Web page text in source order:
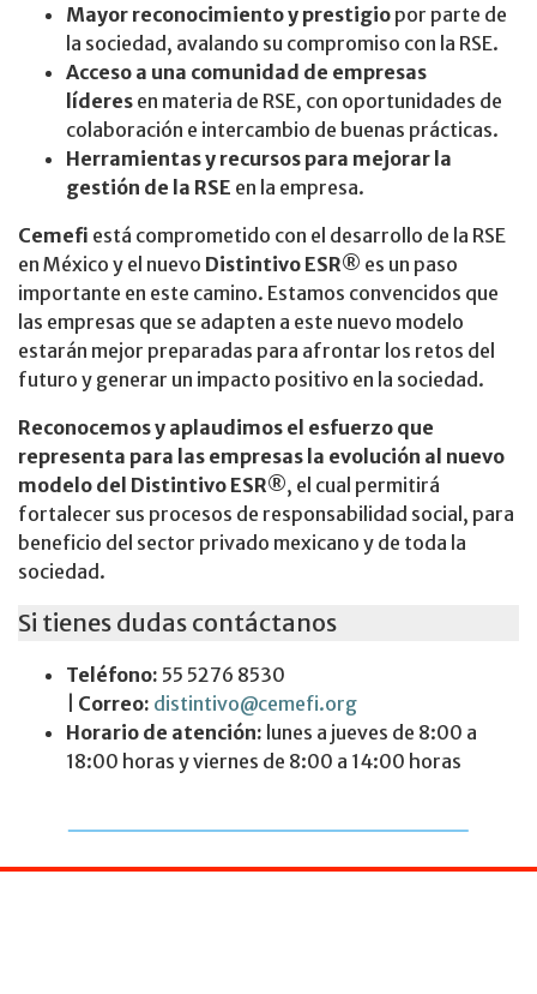
Mayor reconocimiento y prestigio por parte de
la sociedad, avalando su compromiso con la RSE.
Acceso a una comunidad de empresas
líderes en materia de RSE, con oportunidades de
colaboración e intercambio de buenas prácticas.
Herramientas y recursos para mejorar la
gestión de la RSE en la empresa.
Cemefi está comprometido con el desarrollo de la RSE
en México y el nuevo Distintivo ESR® es un paso
importante en este camino. Estamos convencidos que
las empresas que se adapten a este nuevo modelo
estarán mejor preparadas para afrontar los retos del
futuro y generar un impacto positivo en la sociedad.
Reconocemos y aplaudimos el esfuerzo que
representa para las empresas la evolución al nuevo
modelo del Distintivo ESR®, el cual permitirá
fortalecer sus procesos de responsabilidad social, para
beneficio del sector privado mexicano y de toda la
sociedad.
Si tienes dudas contáctanos
Teléfono: 55 5276 8530
Correo: distintivo@cemefi.org
Horario de atención: lunes a jueves de 8:00 a
18:00 horas y viernes de 8:00 a 14:00 horas